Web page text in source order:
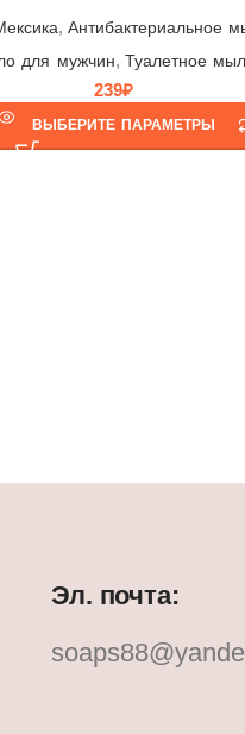
, Антибактериальное
для мужчин, Туалетное
239₽
ВЫБЕРИТЕ ПАРАМЕТРЫ
Эл. почта: